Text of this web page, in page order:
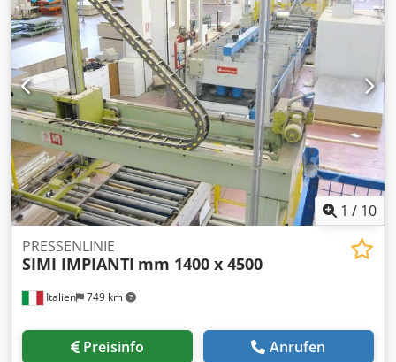
with brushes) - Total power installed Kw 0,55 ca. - Max
working width mm 3200 ca. - Top side lifting motor Kw 0,25
ca. - Separate electric and command panel - N. 2 suction
hoods
1 / 10
Italien 749 km
PRESSENLINIE
SIMI IMPIANTI mm 1400 x 4500
Preisinfo Anrufen